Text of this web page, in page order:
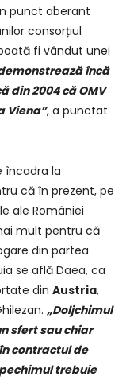
punct aberant
consorțiul
fi vândut unei
încă
din 2004 că OMV
Viena”, a punctat
încadra la
că în prezent, pe
ale României
mult pentru că
din partea
se află Daea, ca
din Austria,
„Doljchimul
sfert sau chiar
contractul de
trebuie